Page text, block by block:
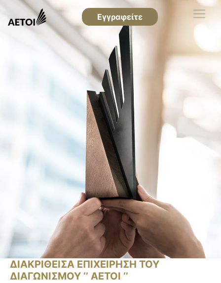
Εγγραφείτε
ΔΙΑΚΡΙΘΕΙΣΑ ΕΠΙΧΕΙΡΗΣΗ ΤΟΥ
ΔΙΑΓΩΝΙΣΜΟΥ ‘’ ΑΕΤΟΙ ‘’